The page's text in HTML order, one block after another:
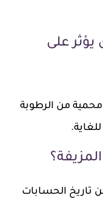
على
من الرطوبة
تاريخ الحسابات